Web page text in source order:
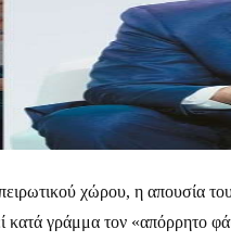
χώρου, η απουσία
γράμμα τον «απόρρητο